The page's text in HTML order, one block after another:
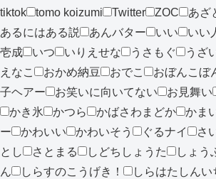
tiktok
tomo koizumi Twitter ZOC あざ
あるにはある説
あんバター いい いい
壱成
いつ いりえせな うさもぐ うざ
えなこ
おかめ納豆 おでこ おぼんこぼ
子ヘアー
お笑いに向いてない お見舞い
かき氷
かつら かばさわまどか
かま
ー
かわいい かわいそう ぐるナイ さ
とし
さとまる しどちしょうた しょう
ん
しらすのこうげき！ しらはたしんい